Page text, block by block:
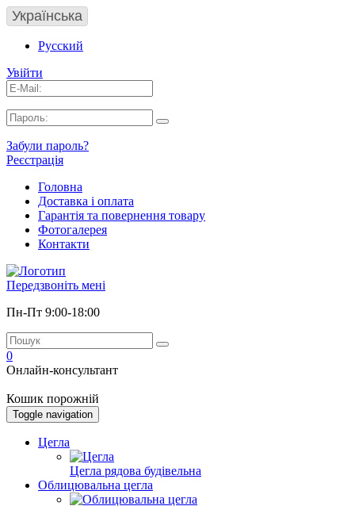
Українська
Русский
Увійти
Забули пароль?
Реєстрація
Головна
Доставка і оплата
Гарантія та повернення товару
Фотогалерея
Контакти
Передзвоніть мені
Пн-Пт 9:00-18:00
0
Онлайн-консультант
Кошик порожній
Toggle navigation
Цегла
Цегла рядова будівельна
Облицювальна цегла